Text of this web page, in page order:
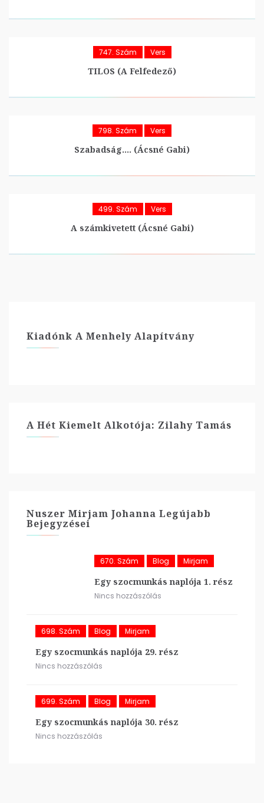
747. Szám Vers
TILOS (A Felfedező)
798. Szám Vers
Szabadság…. (Ácsné Gabi)
499. Szám Vers
A számkivetett (Ácsné Gabi)
Kiadónk A Menhely Alapítvány
A Hét Kiemelt Alkotója: Zilahy Tamás
Nuszer Mirjam Johanna Legújabb
Bejegyzései
670. Szám Blog Mirjam
Egy szocmunkás naplója 1. rész
Nincs hozzászólás
698. Szám Blog Mirjam
Egy szocmunkás naplója 29. rész
Nincs hozzászólás
699. Szám Blog Mirjam
Egy szocmunkás naplója 30. rész
Nincs hozzászólás